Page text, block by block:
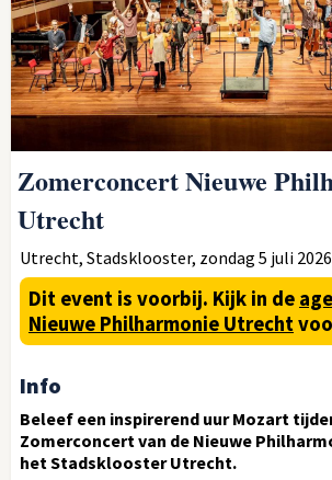
Zomerconcert Nieuwe
Utrecht
Utrecht, Stadsklooster, zondag 5 juli
Dit event is voorbij. Kijk in de
Nieuwe Philharmonie Utrecht
Info
Beleef een inspirerend uur Mozart
Zomerconcert van de Nieuwe
het Stadsklooster Utrecht.